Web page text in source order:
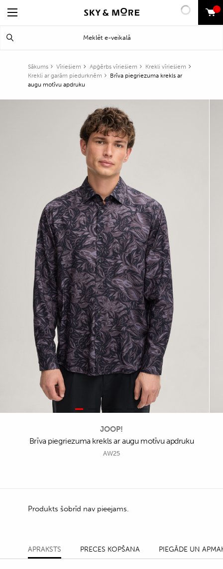
0
Sākums Vīriešiem Apģērbs vīriešiem
Krekli vīriešiem
Krekli ar garām piedurknēm
Brīva piegriezuma krekls ar
augu motīvu apdruku
JOOP!
Brīva piegriezuma krekls ar augu motīvu apdruku
AW25
Produkts šobrīd nav pieejams.
APRAKSTS PRECES KOPŠANA PIEGĀDE UN